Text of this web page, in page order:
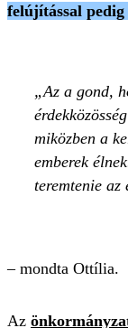
felújítással
Az a gond,
miközben a
emberek
teremtenie az
– mondta Ottília.
Az